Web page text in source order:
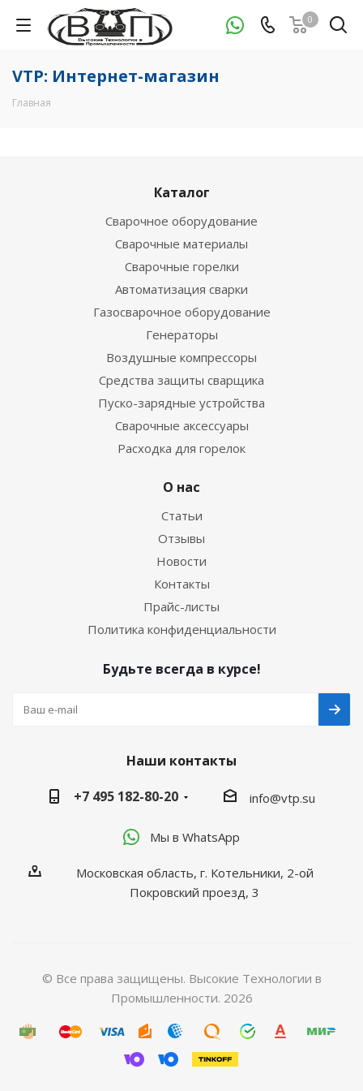
0
VTP: Интернет-магазин
Главная
Каталог
Сварочное оборудование
Сварочные материалы
Сварочные горелки
Автоматизация сварки
Газосварочное оборудование
Генераторы
Воздушные компрессоры
Средства защиты сварщика
Пуско-зарядные устройства
Сварочные аксессуары
Расходка для горелок
О нас
Статьи
Отзывы
Новости
Контакты
Прайс-листы
Политика конфиденциальности
Будьте всегда в курсе!
Наши контакты
+7 495 182-80-20
info@vtp.su
Мы в WhatsApp
Московская область, г. Котельники, 2-ой
Покровский проезд, 3
© Все права защищены. Высокие Технологии в
Промышленности. 2026